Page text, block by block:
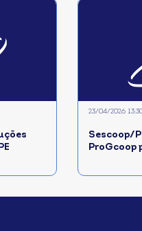
Sescoop/
ProGcoop
23/04/2026